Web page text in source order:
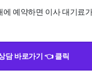
예약하면 이사 대기료
담 바로가기 👈 클릭